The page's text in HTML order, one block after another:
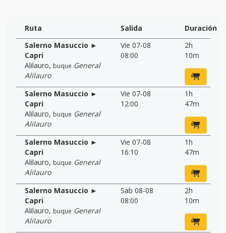
Ruta Salida
Duración
Salerno Masuccio ►
Capri
Alilauro, buque General
Alilauro
Vie 07-08
08:00
2h
10m
Salerno Masuccio ►
Capri
Alilauro, buque General
Alilauro
Vie 07-08
12:00
1h
47m
Salerno Masuccio ►
Capri
Alilauro, buque General
Alilauro
Vie 07-08
16:10
1h
47m
Salerno Masuccio ►
Capri
Alilauro, buque General
Alilauro
Sab 08-08
08:00
2h
10m